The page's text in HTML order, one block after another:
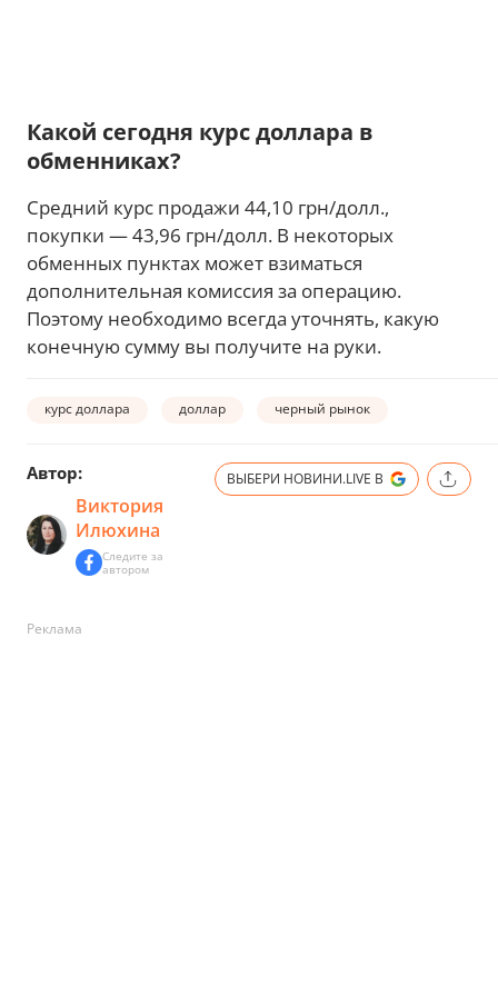
Какой сегодня курс доллара в
обменниках?
Средний курс продажи 44,10 грн/долл.,
покупки — 43,96 грн/долл. В некоторых
обменных пунктах может взиматься
дополнительная комиссия за операцию.
Поэтому необходимо всегда уточнять, какую
конечную сумму вы получите на руки.
курс доллара доллар черный рынок
Автор:
Виктория
Илюхина
Следите за
автором
ВЫБЕРИ НОВИНИ.LIVE В
Реклама